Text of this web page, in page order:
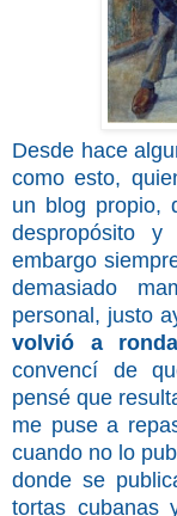
Desde hace
como esto,
un blog propio,
despropósito
embargo
demasiado
personal, justo
volvió a
convencí de
pensé que
me puse a
cuando no lo
donde se
tortas cubanas